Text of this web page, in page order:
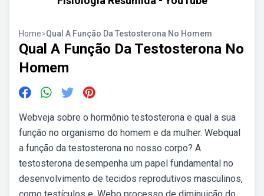
Home>Qual A Função Da Testosterona No Homem
Qual A Função Da Testosterona No
Homem
Webveja sobre o hormônio testosterona e qual a sua
função no organismo do homem e da mulher. Webqual
a função da testosterona no nosso corpo? A
testosterona desempenha um papel fundamental no
desenvolvimento de tecidos reprodutivos masculinos,